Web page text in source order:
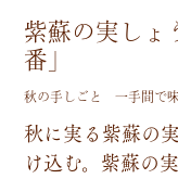
紫蘇の実しょ
番」
秋の手しごと 一手間で
秋に実る紫蘇の実
け込む。 紫蘇の実